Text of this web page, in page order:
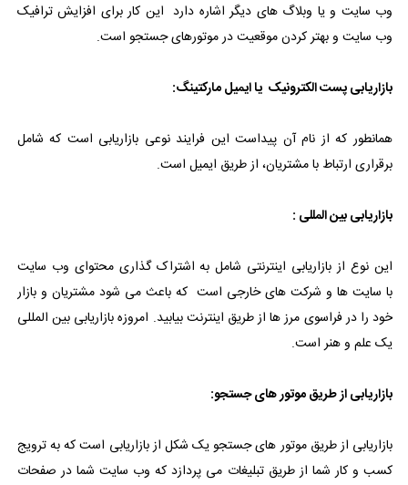
وب سایت و یا وبلاگ های دیگر اشاره دارد این کار برای افزایش ترافیک
وب سایت و بهتر کردن موقعیت در موتورهای جستجو است.
بازاریابی پست الکترونیک یا ایمیل مارکتینگ:
همانطور که از نام آن پیداست این فرایند نوعی بازاریابی است که شامل
برقراری ارتباط با مشتریان، از طریق ایمیل است.
بازاریابی بین المللی :
این نوع از بازاریابی اینترنتی شامل به اشتراک گذاری محتوای وب سایت
با سایت ها و شرکت های خارجی است که باعث می شود مشتریان و بازار
خود را در فراسوی مرز ها از طریق اینترنت بیابید. امروزه بازاریابی بین المللی
یک علم و هنر است.
بازاریابی از طریق موتور های جستجو:
بازاریابی از طریق موتور های جستجو یک شکل از بازاریابی است که به ترویج
کسب و کار شما از طریق تبلیغات می پردازد که وب سایت شما در صفحات